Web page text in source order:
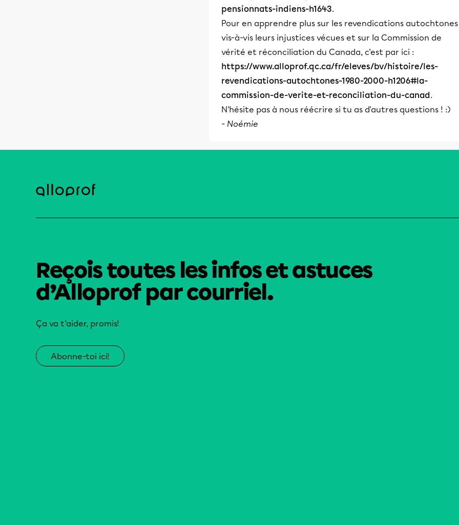
pensionnats-indiens-h1643.
Pour en apprendre plus sur les revendications autochtones
vis-à-vis leurs injustices vécues et sur la Commission de
vérité et réconciliation du Canada, c'est par ici :
https://www.alloprof.qc.ca/fr/eleves/bv/histoire/les-
revendications-autochtones-1980-2000-h1206#la-
commission-de-verite-et-reconciliation-du-canad.
N'hésite pas à nous réécrire si tu as d'autres questions ! :)
- Noémie
Reçois toutes les infos et astuces
d’Alloprof par courriel.
Ça va t’aider, promis!
Abonne-toi ici!